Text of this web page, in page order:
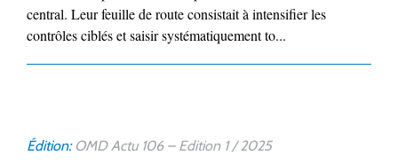
central. Leur feuille de route consistait à intensifier les
contrôles ciblés et saisir systématiquement to...
Édition: OMD Actu 106 – Edition 1 / 2025